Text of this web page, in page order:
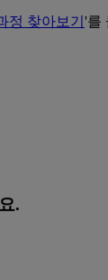
정 찾아보기 '를
.